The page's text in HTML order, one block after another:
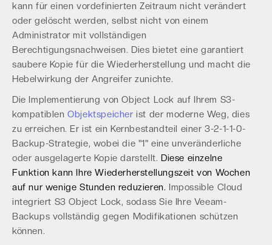
kann für einen vordefinierten Zeitraum nicht verändert
oder gelöscht werden, selbst nicht von einem
Administrator mit vollständigen
Berechtigungsnachweisen. Dies bietet eine garantiert
saubere Kopie für die Wiederherstellung und macht die
Hebelwirkung der Angreifer zunichte.
Die Implementierung von Object Lock auf Ihrem S3-
kompatiblenObjektspeicher ist der moderne Weg, dies
zu erreichen. Er ist ein Kernbestandteil einer 3-2-1-1-0-
Backup-Strategie, wobei die "1" eine unveränderliche
oder ausgelagerte Kopie darstellt.Diese einzelne
Funktion kann Ihre Wiederherstellungszeit von Wochen
auf nur wenige Stunden reduzieren. Impossible Cloud
integriert S3 Object Lock, sodass Sie Ihre Veeam-
Backups vollständig gegen Modifikationen schützen
können.